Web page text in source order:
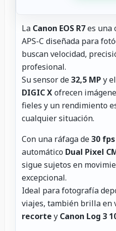
La Canon EOS R7es una
APS-C diseñada para
buscan velocidad,
profesional.
Su sensor de32,5 MP y
DIGIC Xofrecen
fieles y un rendimiento
cualquier situación.
Con una ráfaga de30 fps
automático Dual Pixel
sigue sujetos en
excepcional.
Ideal para fotografía
viajes, también brilla en
recorte y Canon Log 3